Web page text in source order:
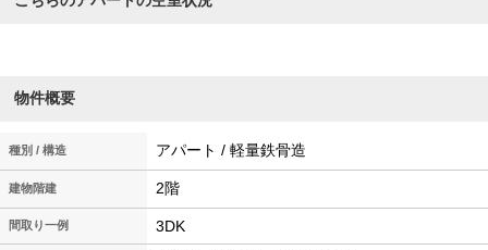
物件概要
種別 / 構造 アパート / 軽量鉄骨造
建物階建 2階
間取り一例 3DK